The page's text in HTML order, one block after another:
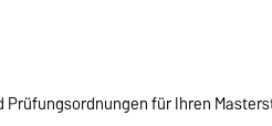
für Ihren